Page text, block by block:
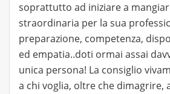
soprattutto ad iniziare a
straordinaria per la sua
preparazione, competenza,
ed empatia..doti ormai assai
unica persona! La consiglio
a chi voglia, oltre che dimagrire,